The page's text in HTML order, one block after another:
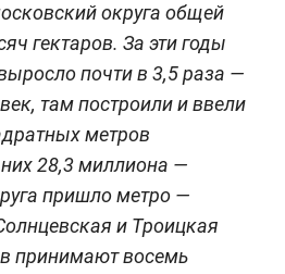
округа общей
гектаров. За эти годы
почти в 3,5 раза —
там построили и ввели
метров
28,3 миллиона —
пришло метро —
и Троицкая
принимают восемь